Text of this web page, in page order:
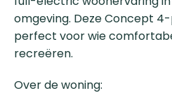
omgeving. Deze Concept
perfect voor wie
recreëren.
Over de woning: